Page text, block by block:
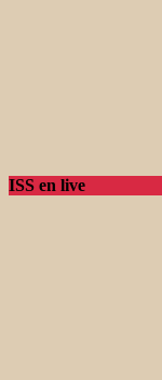
ISS en live